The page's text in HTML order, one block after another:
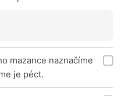
mazance naznačíme
je péct.